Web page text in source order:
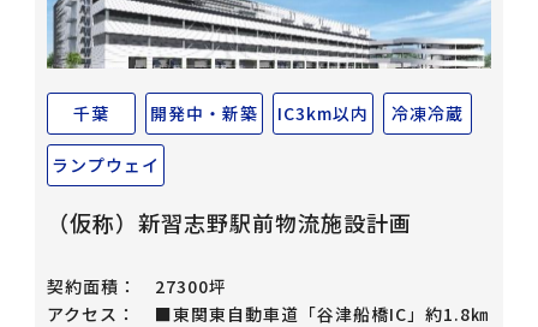
千葉 開発中・新築 IC3km以内 冷凍冷蔵
ランプウェイ
（仮称）新習志野駅前物流施設計画
契約面積：
27300坪
アクセス：
■東関東自動車道「谷津船橋IC」約1.8㎞